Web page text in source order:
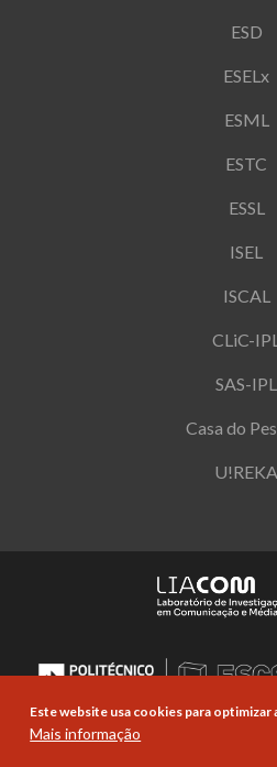
ESD
ESELx
ESML
ESTC
ESSL
ISEL
ISCAL
CLiC-
SAS-IPL
Casa do
U!REKA
Este website usa cookies para optimizar
Mais informação